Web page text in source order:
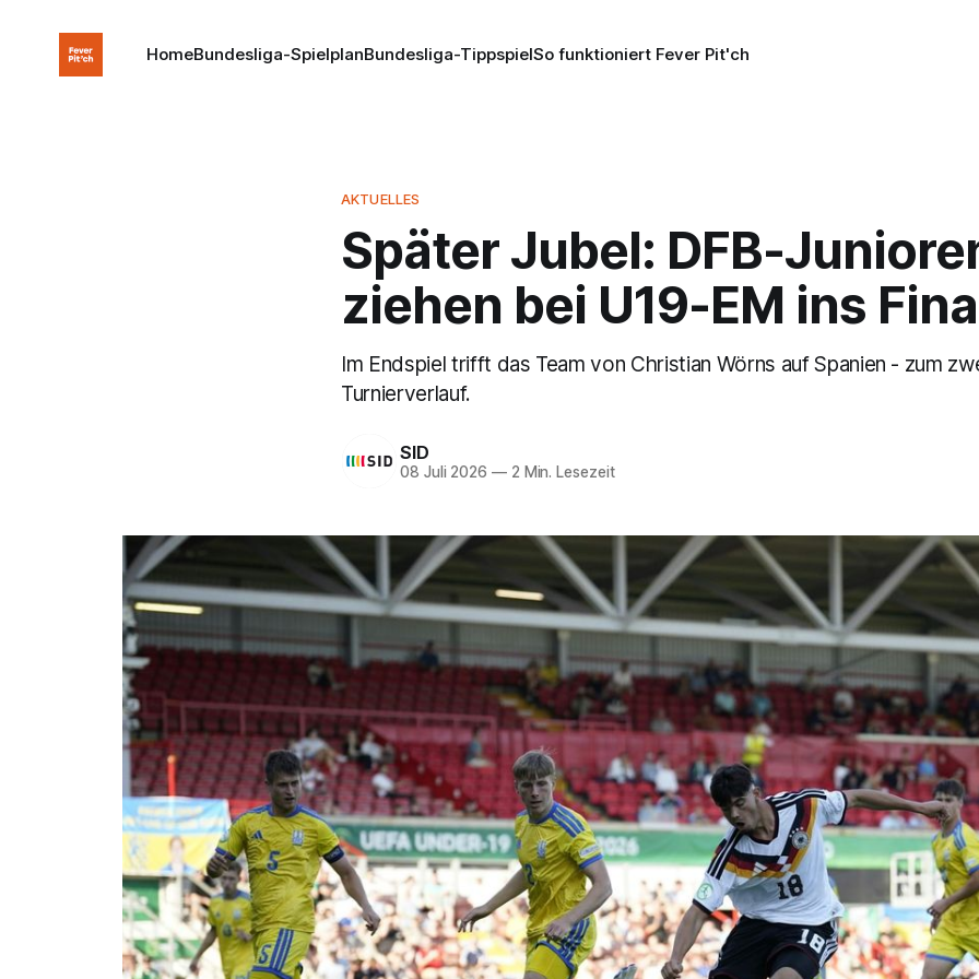
HomeBundesliga-SpielplanBundesliga-TippspielSo funktioniert Fever Pit'ch
AKTUELLES
Später Jubel: DFB-
ziehen bei U19-EM ins
Im Endspiel trifft das Team von Christian Wörns auf Spanien - zum
Turnierverlauf.
SID
08 Juli 2026 —2 Min. Lesezeit